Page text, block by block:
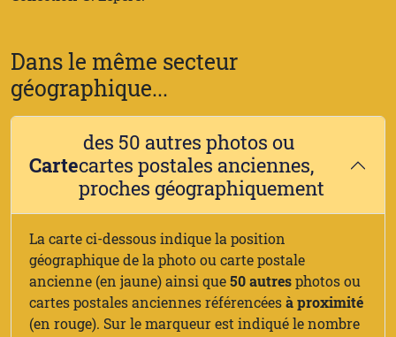
Dans le même secteur
géographique...
Carte
des 50 autres photos ou
cartes postales anciennes,
proches géographiquement
La carte ci-dessous indique la position
géographique de la photo ou carte postale
ancienne (en jaune) ainsi que50 autresphotos ou
cartes postales anciennes référencéesà proximité
(en rouge). Sur le marqueur est indiqué le nombre